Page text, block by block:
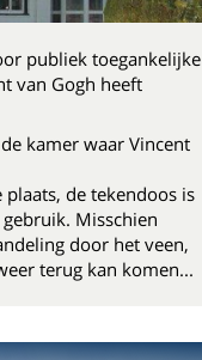
publiek toegankelijke
van Gogh heeft
kamer waar Vincent
de tekendoos is
Misschien
door het veen,
terug kan komen...